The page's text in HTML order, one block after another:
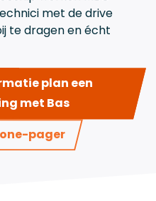
met de drive
te dragen en écht
plan een
met Bas
pager